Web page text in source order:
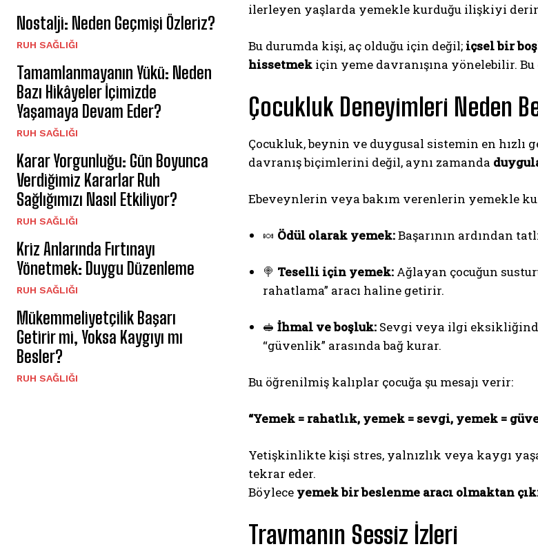
Nostalji: Neden Geçmişi Özleriz?
⁠RUH SAĞLIĞI
Tamamlanmayanın Yükü: Neden
Bazı Hikâyeler İçimizde
Yaşamaya Devam Eder?
⁠RUH SAĞLIĞI
Karar Yorgunluğu: Gün Boyunca
Verdiğimiz Kararlar Ruh
Sağlığımızı Nasıl Etkiliyor?
⁠RUH SAĞLIĞI
Kriz Anlarında Fırtınayı
Yönetmek: Duygu Düzenleme
⁠RUH SAĞLIĞI
Mükemmeliyetçilik Başarı
Getirir mi, Yoksa Kaygıyı mı
Besler?
⁠RUH SAĞLIĞI
ilerleyen yaşlarda yemekle kurduğu ilişkiyi
Bu durumda kişi, aç olduğu için değil; içsel bir
hissetmek için yeme davranışına yönelebilir.
Çocukluk Deneyimleri Neden
Çocukluk, beynin ve duygusal sistemin en hızlı
davranış biçimlerini değil, aynı zamanda
Ebeveynlerin veya bakım verenlerin yemekle
🍬 Ödül olarak yemek:Başarının ardından
🍭 Teselli için yemek: Ağlayan çocuğun
rahatlama” aracı haline getirir.
🥪 İhmal ve boşluk: Sevgi veya ilgi
“güvenlik” arasında bağ kurar.
Bu öğrenilmiş kalıplar çocuğa şu mesajı verir:
“Yemek = rahatlık, yemek = sevgi, yemek =
Yetişkinlikte kişi stres, yalnızlık veya kaygı
tekrar eder.
Böylece yemek bir beslenme aracı olmaktan
Travmanın Sessiz İzleri